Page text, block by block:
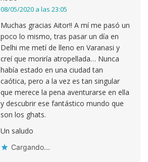
08/05/2020 a las 23:05
Muchas gracias Aitor!! A mí me pasó un
poco lo mismo, tras pasar un día en
Delhi me metí de lleno en Varanasi y
creí que moriría atropellada… Nunca
había estado en una ciudad tan
caótica, pero a la vez es tan singular
que merece la pena aventurarse en ella
y descubrir ese fantástico mundo que
son los ghats.
Un saludo
Cargando...